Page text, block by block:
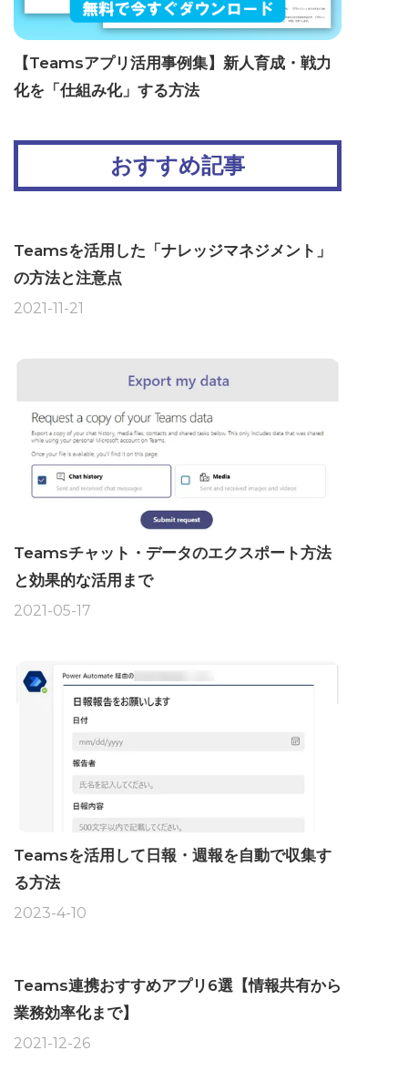
【Teamsアプリ活用事例集】新人育成・戦力
化を「仕組み化」する方法
おすすめ記事
Teamsを活用した「ナレッジマネジメント」
の方法と注意点
2021-11-21
Teamsチャット・データのエクスポート方法
と効果的な活用まで
2021-05-17
Teamsを活用して日報・週報を自動で収集す
る方法
2023-4-10
Teams連携おすすめアプリ6選【情報共有から
業務効率化まで】
2021-12-26